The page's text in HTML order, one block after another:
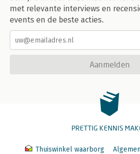
met relevante interviews en
events en de beste acties.
Aanmelden
PRETTIG KENNIS
Thuiswinkel waarborg